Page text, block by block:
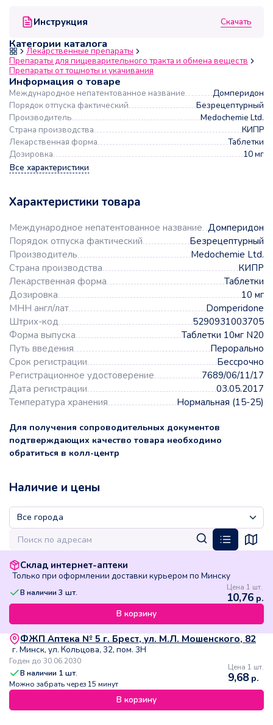
Инструкция Скачать
Категории каталога
Лекарственные препараты
Препараты для пищеварительного тракта и обмена веществ
Препараты от тошноты и укачивания
Информация о товаре
Международное непатентованное название
Домперидон
Порядок отпуска фактический
Безрецептурный
Производитель
Medochemie Ltd.
Страна производства
КИПР
Лекарственная форма
Таблетки
Дозировка
10 мг
Все характеристики
Характеристики товара
Международное непатентованное название Домперидон
Порядок отпуска фактический
Безрецептурный
Производитель
Medochemie Ltd.
Страна производства
КИПР
Лекарственная форма
Таблетки
Дозировка
10 мг
МНН англ/лат
Domperidone
Штрих-код
5290931003705
Форма выпуска
Таблетки 10мг N20
Путь введения
Перорально
Срок регистрации
Бессрочно
Регистрационное удостоверение
7689/06/11/17
Дата регистрации
03.05.2017
Температура хранения
Нормальная (15-25)
Для получения сопроводительных документов
подтверждающих качество товара необходимо
обратиться в колл-центр
Наличие и цены
Склад интернет-аптеки
Только при оформлении доставки курьером по Минску
В наличии 3 шт. Цена 1 шт.
10,76 р.
В корзину
ФЖП Аптека № 5 г. Брест, ул. М.Л. Мошенского, 82
г. Минск, ул. Кольцова, 32, пом. 3Н
Годен до 30.06.2030
В наличии 1 шт.
Можно забрать через 15 минут
Цена 1 шт.
9,68р.
В корзину